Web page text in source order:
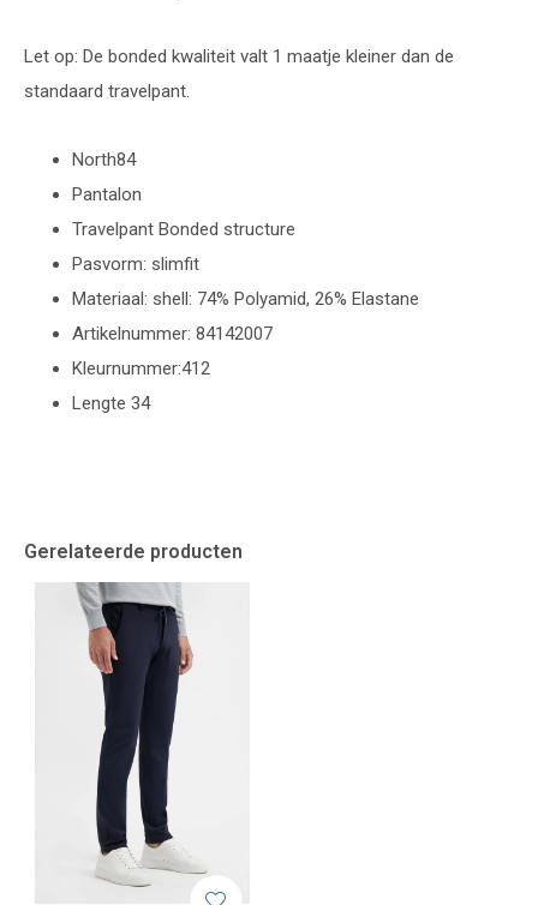
Let op: De bonded kwaliteit valt 1 maatje kleiner dan de
standaard travelpant.
North84
Pantalon
Travelpant Bonded structure
Pasvorm: slimfit
Materiaal: shell: 74% Polyamid, 26% Elastane
Artikelnummer: 84142007
Kleurnummer:412
Lengte 34
Gerelateerde producten